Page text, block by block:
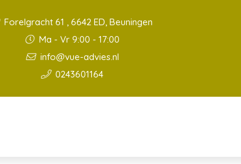
Forelgracht 61 , 6642 ED, Beuningen
Ma - Vr 9:00 - 17:00
info@vue-advies.nl
0243601164